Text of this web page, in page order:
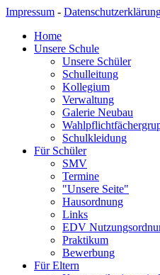
Impressum -
Home
Unsere Schule
Unsere Schüler
Schulleitung
Kollegium
Verwaltung
Galerie Neubau
Schulkleidung
Für Schüler
SMV
Termine
"Unsere Seite"
Hausordnung
Links
EDV
Praktikum
Bewerbung
Für Eltern